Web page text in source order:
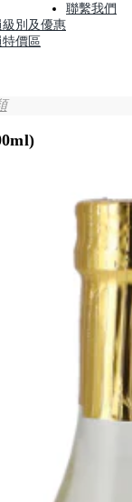
級別及優惠
價區
聯繫我們